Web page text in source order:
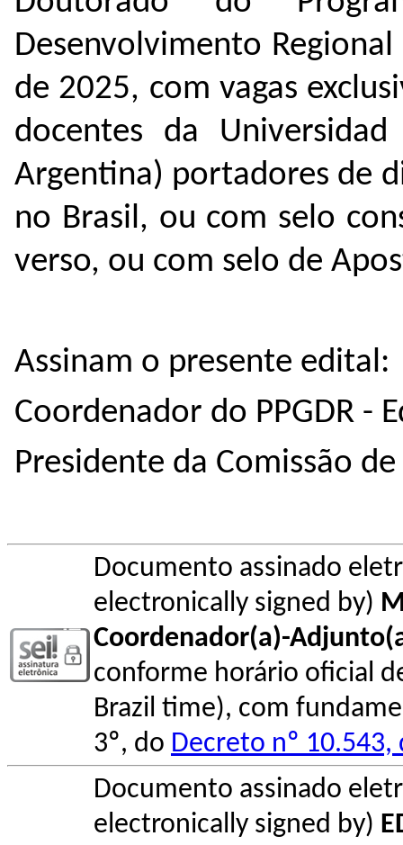
Desenvolvimento
de 2025, com vagas
docentes da
Argentina) portadores de
no Brasil, ou com selo
verso, ou com selo de
Assinam o presente edital:
Coordenador do PPGDR -
Presidente da Comissão
Documento assinado
electronically signed by)
Coordenador(a)-
conforme horário oficial
Brazil time), com
3º, do Decreto nº
Documento assinado
electronically signed by)